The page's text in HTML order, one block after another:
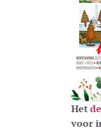
Het
voor